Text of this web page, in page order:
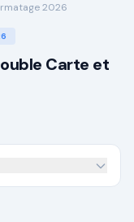
2026
Carte et